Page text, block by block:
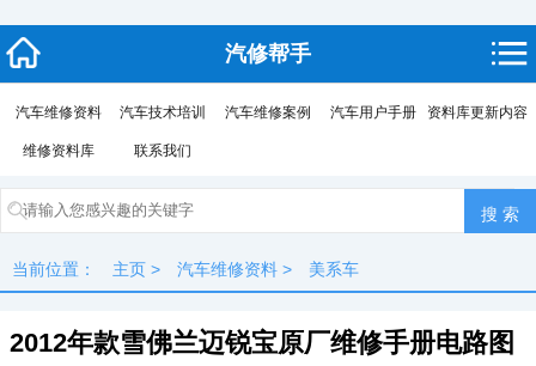
汽修帮手
汽车维修资料 汽车技术培训 汽车维修案例 汽车用户手册 资料库更新内容
维修资料库 联系我们
当前位置： 主页 > 汽车维修资料 > 美系车
2012年款雪佛兰迈锐宝原厂维修手册电路图